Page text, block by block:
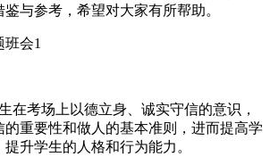
与参考，希望对大家有所帮助。
会1
在考场上以德立身、诚实守信的意识，
重要性和做人的基本准则，进而提高学
升学生的人格和行为能力。